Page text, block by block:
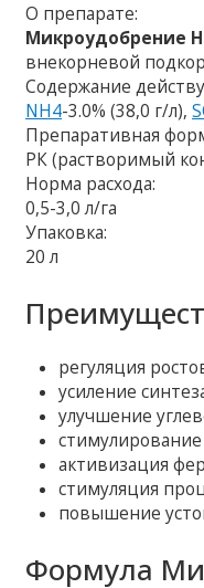
О препарате:
Микроудобрение
внекорневой
Содержание
NH4-3.0% (38,0 г/л),
Препаративная
РК (растворимый
Норма расхода:
0,5-3,0 л/га
Упаковка:
20 л
регуляция
усиление
улучшение
активизация
стимуляция
повышение
Формула